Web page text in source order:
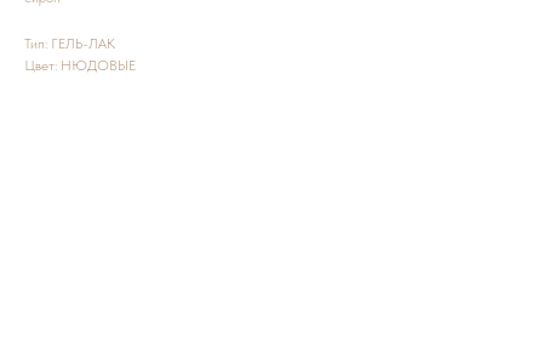
Тип: ГЕЛЬ-ЛАК
Цвет: НЮДОВЫЕ